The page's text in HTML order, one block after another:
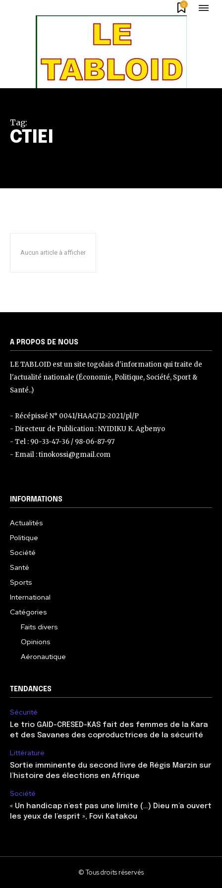
0
Tag:
CTIEI
Aucun article à afficher
A PROPOS DE NOUS
LE TABLOID est un site togolais d'information qui traite de
l'actualité nationale (Économie, Politique, Société, Sport &
Santé..)
- Récépissé N° 0041/HAAC/12-2021/pl/P
- Directeur de Publication : NYIDIKU K. Agbenyo
- Tel : 90-33-47-36 / 98-06-87-97
- Email : tinokossi@gmail.com
INFORMATIONS
Actualités
Politique
Société
Santé
Sports
International
Catégories
Faits divers
Opinions
Aéronautique
TENDANCES
Sécurité
Le trio GAID-CRESED-KAS fait des femmes de la Kara
et des Savanes des coproductrices de la sécurité
Littérature
Sortie imminente du second livre de Régis Marzin sur
l’histoire des élections en Afrique
Société
« Un handicap n’est pas une limite (…) Dieu m’a ouvert
les yeux de l’esprit », Fovi Katakou
© Tous droits réservés